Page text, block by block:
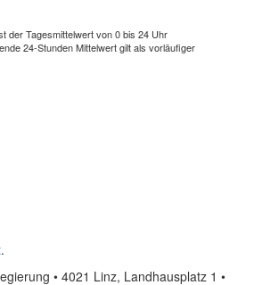
der Tagesmittelwert von 0 bis 24 Uhr
24-Stunden Mittelwert gilt als vorläufiger
.
• 4021 Linz, Landhausplatz 1 •